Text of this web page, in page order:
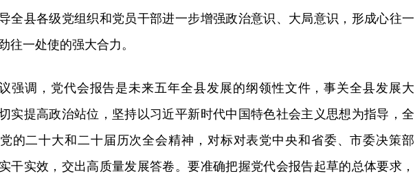
全县各级党组织和党员干部进一步增强政治意识、大局意识，形成心往一
往一处使的强大合力。
强调，党代会报告是未来五年全县发展的纲领性文件，事关全县发展大
实提高政治站位，坚持以习近平新时代中国特色社会主义思想为指导，全
的二十大和二十届历次全会精神，对标对表党中央和省委、市委决策部
干实效，交出高质量发展答卷。要准确把握党代会报告起草的总体要求，